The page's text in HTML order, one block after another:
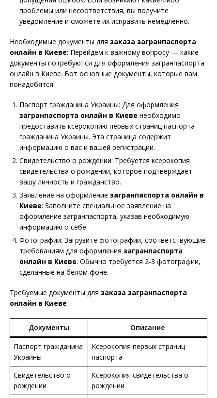
проблемы или несоответствия, вы получите
уведомление и сможете их исправить немедленно.
Необходимые документы для заказа загранпаспорта
онлайн в Киеве: Перейдем к важному вопросу — какие
документы потребуются для оформления загранпаспорта
онлайн в Киеве. Вот основные документы, которые вам
понадобятся:
Паспорт гражданина Украины: Для оформления
загранпаспорта онлайн в Киеве необходимо
предоставить ксерокопию первых страниц паспорта
гражданина Украины. Эта страница содержит
информацию о вас и вашей регистрации.
Свидетельство о рождении: Требуется ксерокопия
свидетельства о рождении, которое подтверждает
вашу личность и гражданство.
Заявление на оформление загранпаспорта онлайн в
Киеве: Заполните специальное заявление на
оформление загранпаспорта, указав необходимую
информацию о себе.
Фотографии: Загрузите фотографии, соответствующие
требованиям для оформления загранпаспорта
онлайн в Киеве. Обычно требуется 2-3 фотографии,
сделанные на белом фоне.
Требуемые документы для заказа загранпаспорта
онлайн в Киеве
Документы Описание
Паспорт гражданина
Украины
Ксерокопия первых страниц
паспорта
Свидетельство о
рождении
Ксерокопия свидетельства о
рождении